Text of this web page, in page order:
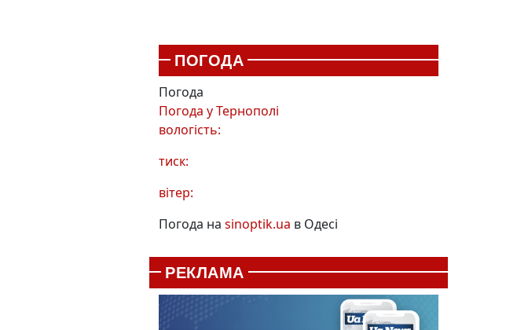
ПОГОДА
Погода
Погода уТернополі
вологість:
тиск:
вітер:
Погода на sinoptik.ua в Одесі
РЕКЛАМА